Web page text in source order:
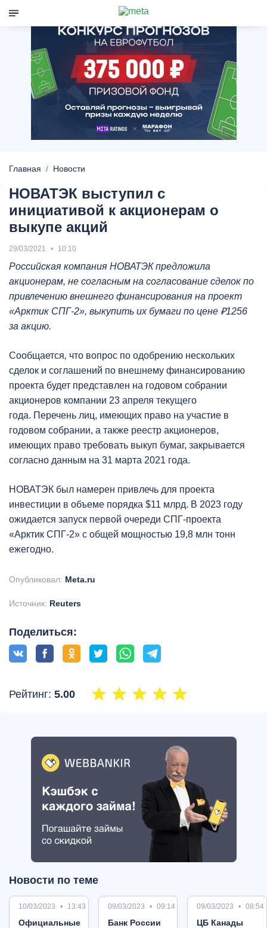
Главная Новости
НОВАТЭК выступил с
инициативой к акционерам о
выкупе акций
29/03/2021 10:10
Российская компания НОВАТЭК предложила
акционерам, не согласным на согласование сделок по
привлечению внешнего финансирования на проект
«Арктик СПГ-2», выкупить их бумаги по цене ₽1256
за акцию.
Сообщается, что вопрос по одобрению нескольких
сделок и соглашений по внешнему финансированию
проекта будет представлен на годовом собрании
акционеров компании 23 апреля текущего
года. Перечень лиц, имеющих право на участие в
годовом собрании, а также реестр акционеров,
имеющих право требовать выкуп бумаг, закрывается
согласно данным на 31 марта 2021 года.
НОВАТЭК был намерен привлечь для проекта
инвестиции в объеме порядка $11 млрд. В 2023 году
ожидается запуск первой очереди СПГ-проекта
«Арктик СПГ-2» с общей мощностью 19,8 млн тонн
ежегодно.
Опубликовал: Meta.ru
Источник: Reuters
Поделиться:
Рейтинг: 5.00
Новости по теме
10/03/2023 13:43
Oфициальные
09/03/2023 09:14
Банк России
09/03/2023 08:54
ЦБ Канады